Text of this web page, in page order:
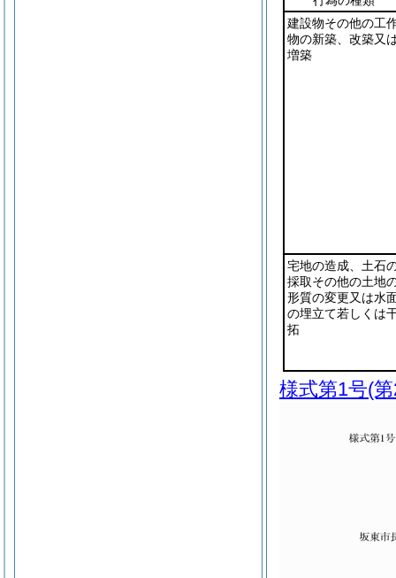
建設物その他の工
物の新築、改築又
増築
宅地の造成、土石
採取その他の土地
形質の変更又は水
の埋立て若しくは
拓
様式第1号(